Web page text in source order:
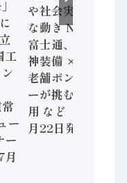
工
ー
ー
月
や社会実装に活発
な動き Noetra、
富士通、日立 / 兵
神装備 × HMS、
老舗ポンプメーカ
ーが挑むデータ活
用 など（2026年7
月22日発行）